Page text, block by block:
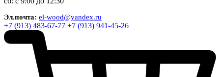
Эл.почта: el-wood@yandex.ru
+7 (913) 483-67-77 +7 (913) 941-45-26